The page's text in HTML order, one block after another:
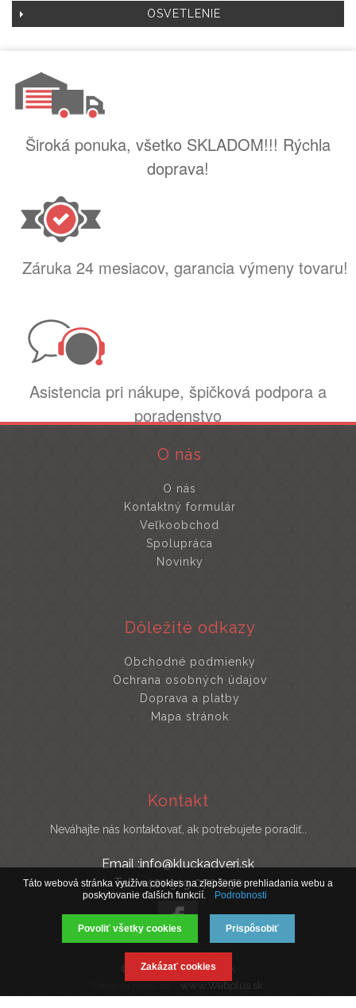
OSVETLENIE
Široká ponuka, všetko SKLADOM!!! Rýchla
doprava!
Záruka 24 mesiacov, garancia výmeny tovaru!
Asistencia pri nákupe, špičková podpora a
poradenstvo
O nás
O nás
Kontaktný formulár
Veľkoobchod
Spolupráca
Novinky
Dôležité odkazy
Obchodné podmienky
Ochrana osobných údajov
Doprava a platby
Mapa stránok
Kontakt
Neváhajte nás kontaktovať, ak potrebujete poradiť..
Email :info@kluckadveri.sk
Tel : +421 919 070 030
© 2019 Kluckadveri.sk
www.Webplus.sk
Táto webová stránka využíva cookies na zlepšenie prehliadania webu a
poskytovanie ďalších funkcií.
Podrobnosti
Povoliť všetky cookies Prispôsobiť
Zakázať cookies